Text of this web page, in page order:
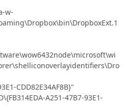
w-
CDD82E34AF8B}"
A251-47B7-93E1-